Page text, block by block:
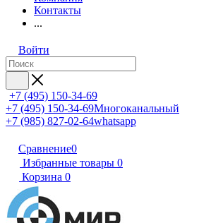
Контакты
...
Войти
+7 (495) 150-34-69
+7 (495) 150-34-69Многоканальный
+7 (985) 827-02-64whatsapp
Сравнение0
Избранные товары 0
Корзина 0